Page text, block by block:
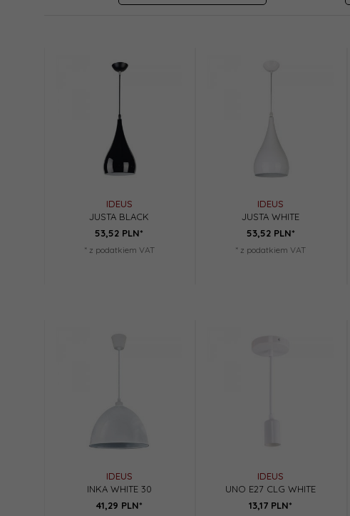
IDEUS
JUSTA BLACK
53,52 PLN*
* z podatkiem VAT
IDEUS
JUSTA WHITE
53,52 PLN*
* z podatkiem VAT
IDEUS
INKA WHITE 30
41,29 PLN*
IDEUS
UNO E27 CLG WHITE
13,17 PLN*